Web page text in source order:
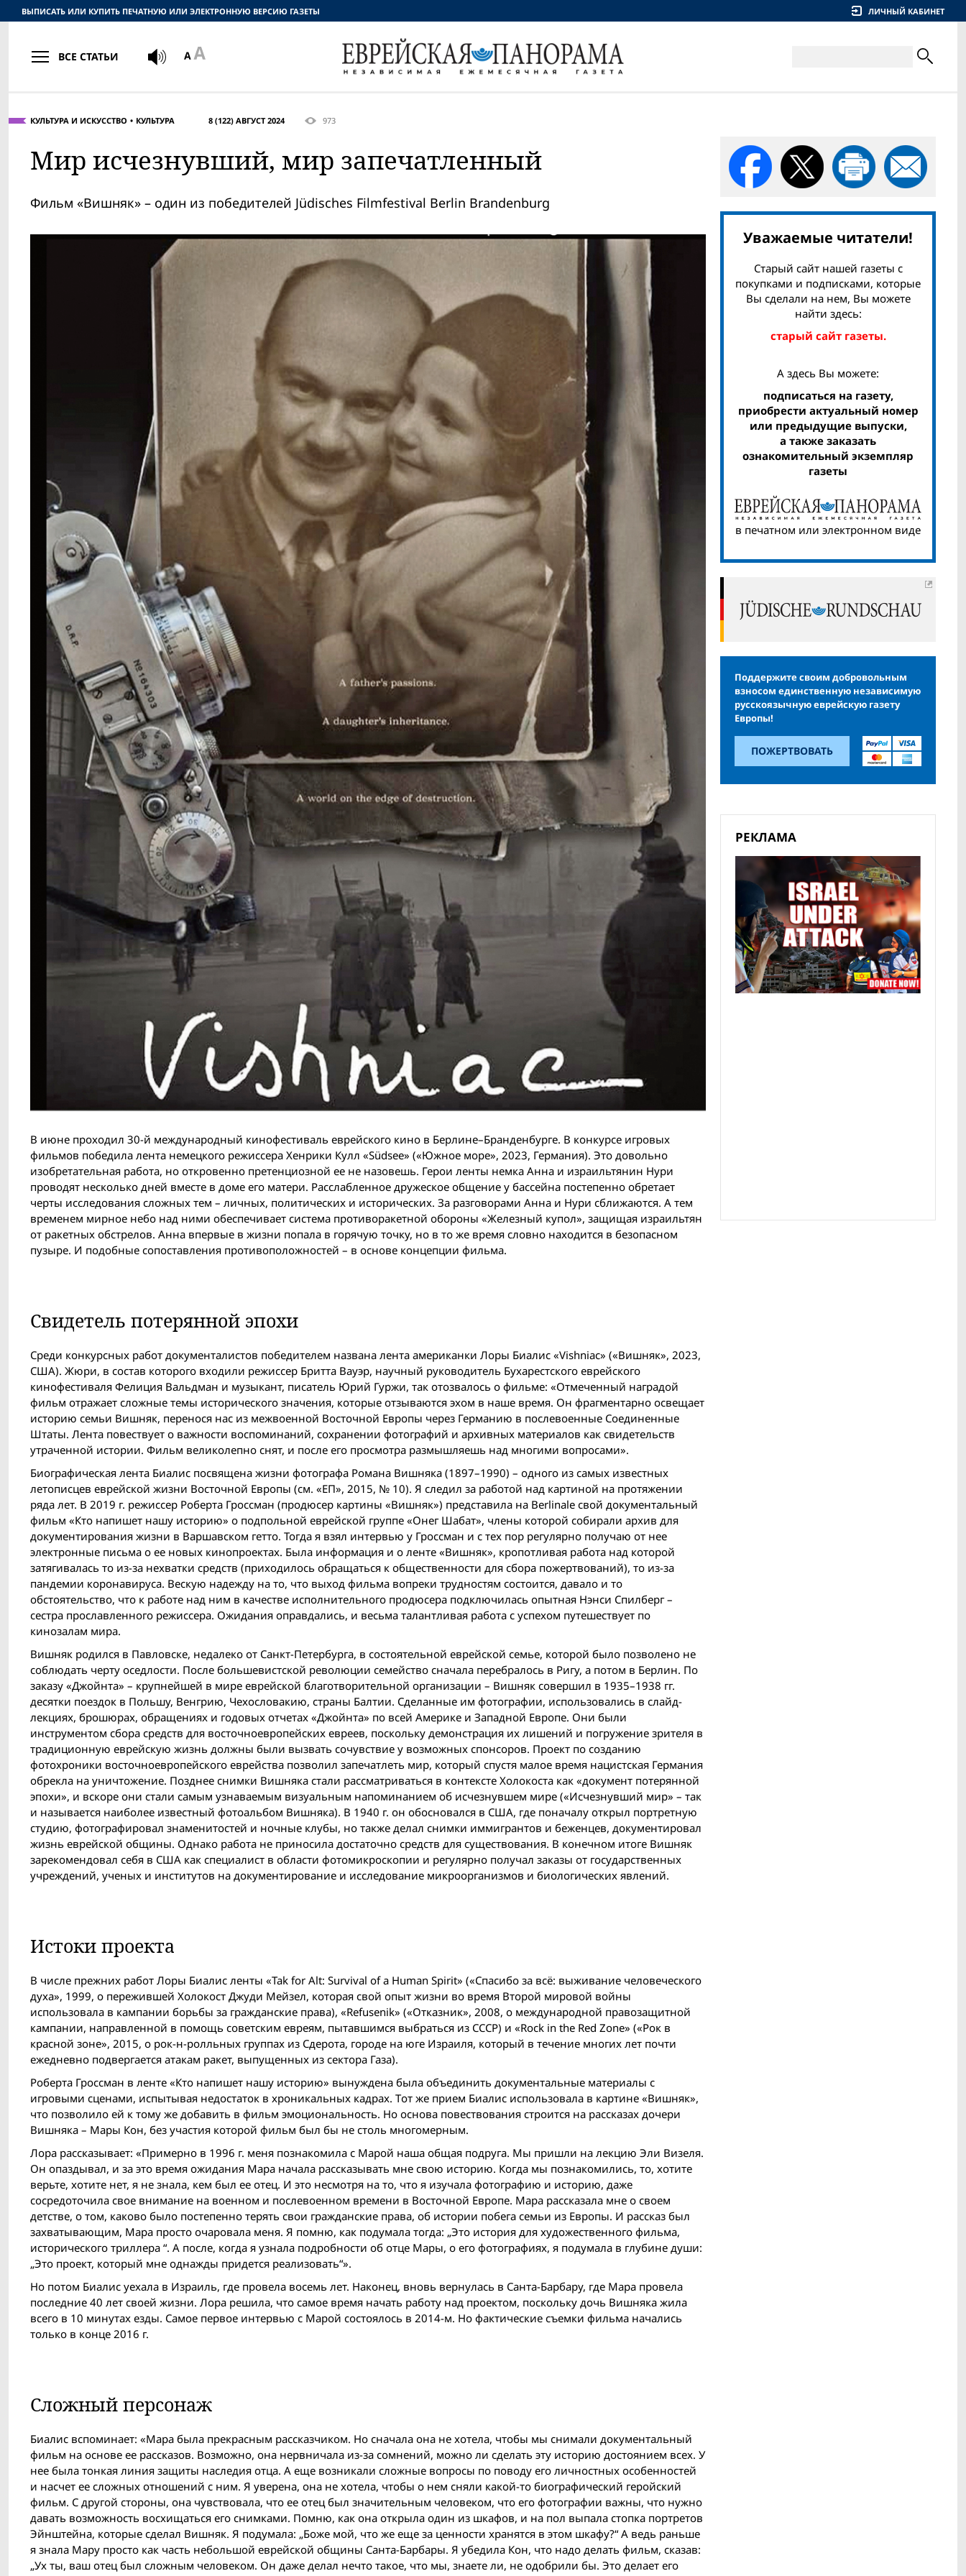
КУЛЬТУРА И ИСКУССТВО КУЛЬТУРА 8 (122) АВГУСТ 2024 973
Мир исчезнувший, мир запечатленный
Фильм «Вишняк» – один из победителей Jüdisches Filmfestival Berlin Brandenburg
В июне проходил 30-й международный кинофестиваль еврейского кино в Берлине–Бранденбурге. В конкурсе игровых
фильмов победила лента немецкого режиссера Хенрики Кулл «Südsee» («Южное море», 2023, Германия). Это довольно
изобретательная работа, но откровенно претенциозной ее не назовешь. Герои ленты немка Анна и израильтянин Нури
проводят несколько дней вместе в доме его матери. Расслабленное дружеское общение у бассейна постепенно обретает
черты исследования сложных тем – личных, политических и исторических. За разговорами Анна и Нури сближаются. А тем
временем мирное небо над ними обеспечивает система противоракетной обороны «Железный купол», защищая израильтян
от ракетных обстрелов. Анна впервые в жизни попала в горячую точку, но в то же время словно находится в безопасном
пузыре. И подобные сопоставления противоположностей – в основе концепции фильма.
Свидетель потерянной эпохи
Среди конкурсных работ документалистов победителем названа лента американки Лоры Биалис «Vishniac» («Вишняк», 2023,
США). Жюри, в состав которого входили режиссер Бритта Вауэр, научный руководитель Бухарестского еврейского
кинофестиваля Фелиция Вальдман и музыкант, писатель Юрий Гуржи, так отозвалось о фильме: «Отмеченный наградой
фильм отражает сложные темы исторического значения, которые отзываются эхом в наше время. Он фрагментарно освещает
историю семьи Вишняк, перенося нас из межвоенной Восточной Европы через Германию в послевоенные Соединенные
Штаты. Лента повествует о важности воспоминаний, сохранении фотографий и архивных материалов как свидетельств
утраченной истории. Фильм великолепно снят, и после его просмотра размышляешь над многими вопросами».
Биографическая лента Биалис посвящена жизни фотографа Романа Вишняка (1897–1990) – одного из самых известных
летописцев еврейской жизни Восточной Европы (см. «ЕП», 2015, № 10). Я следил за работой над картиной на протяжении
ряда лет. В 2019 г. режиссер Роберта Гроссман (продюсeр картины «Вишняк») представила на Berlinale свой документальный
фильм «Кто напишет нашу историю» о подпольной еврейской группе «Онег Шабат», члены которой собирали архив для
документирования жизни в Варшавском гетто. Тогда я взял интервью у Гроссман и с тех пор регулярно получаю от нее
электронные письма о ее новых кинопроектах. Была информация и о ленте «Вишняк», кропотливая работа над которой
затягивалась то из-за нехватки средств (приходилось обращаться к общественности для сбора пожертвований), то из-за
пандемии коронавируса. Вескую надежду на то, что выход фильмa вопреки трудностям состоится, давало и то
обстоятельство, что к работе над ним в качестве исполнительного продюсера подключилась опытная Нэнси Спилберг –
сестра прославленного режиссера. Ожидания оправдались, и весьма талантливая работа с успехом путешествует по
кинозалам мира.
Вишняк родился в Павловске, недалеко от Санкт-Петербурга, в состоятельной еврейской семье, которой было позволено не
соблюдать черту оседлости. После большевистской революции семейство сначала перебралось в Ригу, а потом в Берлин. По
заказу «Джойнта» – крупнейшей в мире еврейской благотворительной организации – Вишняк совершил в 1935–1938 гг.
десятки поездок в Польшу, Венгрию, Чехословакию, страны Балтии. Cделанные им фотографии, использовались в слайд-
лекциях, брошюрах, обращениях и годовых отчетах «Джойнта» по всей Америке и Западной Европе. Они были
инструментом сбора средств для восточноевропейских евреев, поскольку демонстрация их лишений и погружение зрителя в
традиционную еврейскую жизнь должны были вызвать сочувствие у возможных спонсоров. Проект по созданию
фотохроники восточноевропейского еврейства позволил запечатлеть мир, который спустя малое время нацистская Германия
обрекла на уничтожение. Позднее снимки Вишняка стали рассматриваться в контексте Холокоста как «документ потерянной
эпохи», и вскоре они стали самым узнаваемым визуальным напоминанием об исчезнувшем мире («Исчезнувший мир» – так
и называется наиболее известный фотоальбом Вишняка). В 1940 г. он обосновался в США, где поначалу открыл портретную
студию, фотографировал знаменитостей и ночные клубы, но также делал снимки иммигрантов и беженцев, документировал
жизнь еврейской общины. Однако pабота не приносила достаточнo средств для существования. В конечном итоге Вишняк
зарекомендовал себя в США как специалист в области фотомикроскопии и регулярно получал заказы от государственных
учреждений, ученых и институтов на документирование и исследование микроорганизмов и биологических явлений.
Истоки проекта
В числе прежних работ Лоры Биалис ленты «Tak for Alt: Survival of a Human Spirit» («Спасибо за всё: выживание человеческого
духа», 1999, о пережившей Холокост Джуди Мейзел, которая свой опыт жизни во время Второй мировой войны
использовала в кампании борьбы за гражданские права), «Refusenik» («Отказник», 2008, о международной правозащитной
кампании, направленной в помощь советским евреям, пытавшимся выбраться из СССР) и «Rock in the Red Zone» («Рок в
красной зоне», 2015, о рок-н-ролльных группах из Сдерота, городе на юге Израиля, который в течение многих лет почти
ежедневно подвергается атакам ракет, выпущенных из сектора Газа).
Роберта Гроссман в ленте «Кто напишет нашу историю» вынуждена была объединить документальные материалы с
игровыми сценами, испытывая недостаток в хроникальных кадрах. Тoт же прием Биалис использовала в картине «Вишняк»,
что позволило ей к тому же добавить в фильм эмоциональность. Но основа повествования строится на рассказах дочери
Вишняка – Мары Кон, без участия которой фильм был бы не столь многомерным.
Лора рассказывает: «Примерно в 1996 г. меня познакомила с Марой наша общая подруга. Мы пришли на лекцию Эли Визеля.
Он опаздывал, и за это время ожидания Мара начала рассказывать мне свою историю. Когда мы познакомились, то, хотите
верьте, хотите нет, я не знала, кем был ее отец. И это несмотря на то, что я изучала фотографию и историю, даже
сосредоточила свое внимание на военном и послевоенном времени в Восточной Европе. Мара рассказала мне о своем
детстве, о том, каково было постепенно терять свои гражданские права, об истории побега семьи из Европы. И рассказ был
захватывающим, Мара просто очаровала меня. Я помню, как подумала тогда: „Это история для художественного фильма,
исторического триллера “. А поcлe, когда я узнала подробности об отце Мары, о его фотографиях, я подумала в глубине души:
„Это проект, который мне однажды придется реализовать“».
Но потом Биалис уехала в Израиль, где провела восемь лет. Наконец, вновь вернулась в Санта-Барбару, где Мара провела
последние 40 лет своей жизни. Лора решила, что самое время начать работу над проектом, поскольку дочь Вишняка жила
всего в 10 минутах езды. Самое первое интервью с Марой состоялось в 2014-м. Но фактические съемки фильма начались
только в конце 2016 г.
Сложный персонаж
Биалис вспоминает: «Мара была прекрасным рассказчиком. Но сначала она не хотела, чтобы мы снимали документальный
фильм на основе ее рассказов. Возможно, она нервничала из-за сомнений, можно ли сделать эту историю достоянием всех. У
нее была тонкая линия защиты наследия отца. А еще возникали сложные вопросы по поводу его личностных особенностей
и насчет ее сложных отношений с ним. Я уверена, она не хотела, чтобы о нем сняли какой-то биографический геройский
фильм. С другой стороны, она чувствовала, что ее отец был значительным человеком, что его фотографии важны, что нужно
давать возможность восхищаться его снимками. Помню, как она открыла один из шкафов, и на пол выпала стопка портретов
Эйнштейна, которые сделал Вишняк. Я подумала: „Боже мой, что же еще за ценности хранятся в этом шкафу?“ А ведь раньше
я знала Мару просто как часть небольшой еврейской общины Санта-Барбары. Я убедила Кон, что надо делать фильм, сказав:
„Ух ты, ваш отец был сложным человеком. Он даже делал нечто такое, что мы, знаете ли, не одобрили бы. Это делает его
Уважаемые читатели!
Старый сайт нашей газеты с
покупками и подписками, которые
Вы сделали на нем, Вы можете
найти здесь:
старый сайт газеты.
А здесь Вы можете:
подписаться на газету,
приобрести актуальный номер
или предыдущие выпуски,
а также заказать
ознакомительный экземпляр
газеты
в печатном или электронном виде
Поддержите своим добровольным
взносом единственную независимую
русскоязычную еврейскую газету
Европы!
ПОЖЕРТВОВАТЬ
РЕКЛАМА
ВЫПИСАТЬ ИЛИ КУПИТЬ ПЕЧАТНУЮ ИЛИ ЭЛЕКТРОННУЮ ВЕРСИЮ ГАЗЕТЫ ЛИЧНЫЙ КАБИНЕТ
ВСЕ СТАТЬИ